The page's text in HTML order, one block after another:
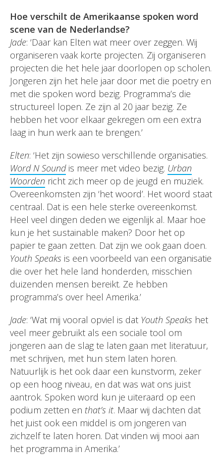
Hoe verschilt de Amerikaanse spoken word
scene van de Nederlandse?
Jade: ‘Daar kan Elten wat meer over zeggen. Wij
organiseren vaak korte projecten. Zij organiseren
projecten die het hele jaar doorlopen op scholen.
Jongeren zijn het hele jaar door met die poetry en
met die spoken word bezig. Programma’s die
structureel lopen. Ze zijn al 20 jaar bezig. Ze
hebben het voor elkaar gekregen om een extra
laag in hun werk aan te brengen.’
Elten: ‘Het zijn sowieso verschillende organisaties.
Word N Soundis meer met video bezig. Urban
Woorden richt zich meer op de jeugd en muziek.
Overeenkomsten zijn ‘het woord’. Het woord staat
centraal. Dat is een hele sterke overeenkomst.
Heel veel dingen deden we eigenlijk al. Maar hoe
kun je het sustainable maken? Door het op
papier te gaan zetten. Dat zijn we ook gaan doen.
Youth Speaks is een voorbeeld van een organisatie
die over het hele land honderden, misschien
duizenden mensen bereikt. Ze hebben
programma’s over heel Amerika.’
Jade: ‘Wat mij vooral opviel is dat Youth Speaks het
veel meer gebruikt als een sociale tool om
jongeren aan de slag te laten gaan met literatuur,
met schrijven, met hun stem laten horen.
Natuurlijk is het ook daar een kunstvorm, zeker
op een hoog niveau, en dat was wat ons juist
aantrok. Spoken word kun je uiteraard op een
podium zetten en that’s it. Maar wij dachten dat
het juist ook een middel is om jongeren van
zichzelf te laten horen. Dat vinden wij mooi aan
het programma in Amerika.’